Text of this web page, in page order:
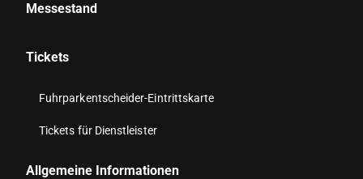
Messestand
Tickets
Fuhrparkentscheider-Eintrittskarte
Tickets für Dienstleister
Allgemeine Informationen